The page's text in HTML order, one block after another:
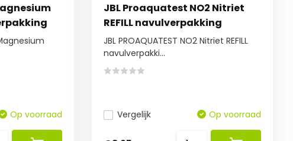
Op voorraad
JBL Proaquatest NO2 Nitriet
REFILL navulverpakking
JBL PROAQUATEST NO2 Nitriet REFILL
navulverpakki...
Vergelijk Op voorraad